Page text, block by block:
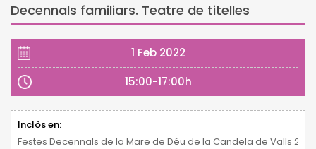
Decennals familiars. Teatre de titelles
1 Feb 2022
15:00-17:00h
Inclòs en:
Festes Decennals de la Mare de Déu de la Candela de Valls 2021